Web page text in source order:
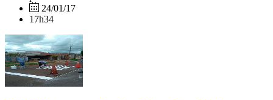
24/01/17
17h34